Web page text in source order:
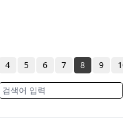
4 5 6 7 8 9